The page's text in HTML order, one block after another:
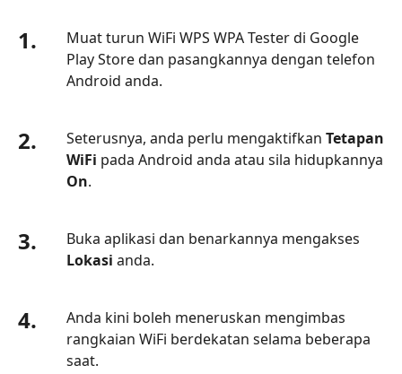
pada
iPhone
Bahagian
Bagaimana
untuk
Memecah
Kata
WiFi
pada
Bahagian
4.
Bagaimana
1.
Muat turun WiFi WPS WPA Tester di Google
Play Store dan pasangkannya dengan telefon
Android anda.
2. Seterusnya, anda perlu mengaktifkan Tetapan
WiFi pada Android anda atau sila hidupkannya
On.
3.
Buka aplikasi dan benarkannya mengakses
Lokasi anda.
4.
Anda kini boleh meneruskan mengimbas
rangkaian WiFi berdekatan selama beberapa
saat.